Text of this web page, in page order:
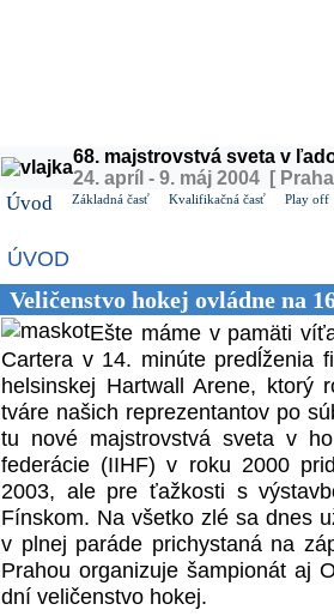
68. majstrovstvá sveta v
24. apríl - 9. máj 2004 [ Praha
Úvod Základná časť Kvalifikačná časť Play off
ÚVOD
Veličenstvo hokej ovládne na
Ešte máme v pamäti
Cartera v 14. minúte predĺženia
helsinskej Hartwall Arene, ktorý
tváre našich reprezentantov po
tu nové majstrovstvá sveta v
federácie (IIHF) v roku 2000
2003, ale pre ťažkosti s
Fínskom. Na všetko zlé sa dnes
v plnej paráde prichystaná na
Prahou organizuje šampionát aj
dní veličenstvo hokej.